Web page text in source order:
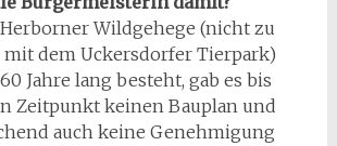
Wildgehege (nicht zu
dem Uckersdorfer Tierpark)
Jahre lang besteht, gab es bis
Zeitpunkt keinen Bauplan und
auch keine Genehmigung